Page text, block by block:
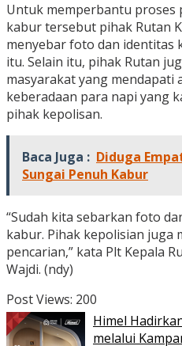
Untuk memperbantu proses
kabur tersebut pihak Rutan
menyebar foto dan identitas
itu. Selain itu, pihak Rutan
masyarakat yang mendapati
keberadaan para napi yang
pihak kepolisan.
Baca Juga : Diduga
Sungai Penuh Kabur
“Sudah kita sebarkan foto
kabur. Pihak kepolisian juga
pencarian,” kata Plt Kepala
Wajdi. (ndy)
Post Views: 200
Himel
melalui